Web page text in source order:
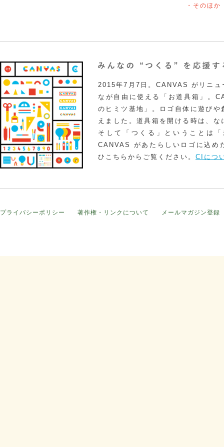
・そのほか
2015年7月7日。CANVAS がリニュ
なが自由に使える「お道具箱」。
のヒミツ基地」。ロゴ自体に遊び
えました。道具箱を開ける時は、
そして「つくる」ということは
CANVAS があたらしいロゴに込め
ひこちらからご覧ください。 CIにつ
プライバシーポリシー 著作権・リンクについて メールマガジン登録